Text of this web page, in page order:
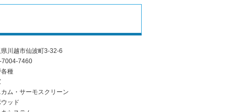
川越市仙波町3-32-6
7004-7460
種
ム・サーモスクリーン
ッド